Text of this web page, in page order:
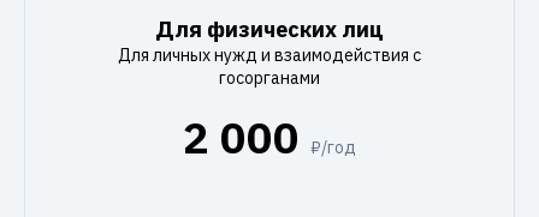
Для физических лиц
Для личных нужд и взаимодействия с
госорганами
2 000 ₽/год